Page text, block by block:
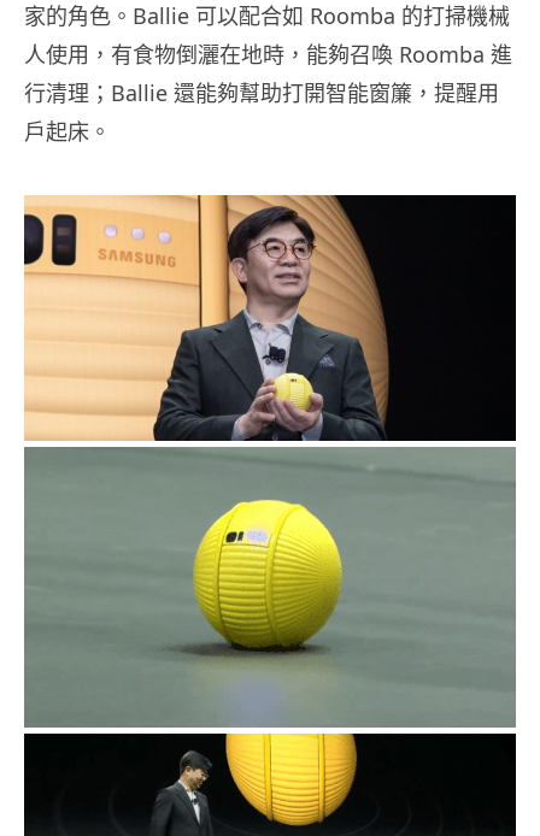
家的角色。Ballie 可以配合如 Roomba 的打掃機械
人使用，有食物倒灑在地時，能夠召喚 Roomba 進
行清理；Ballie 還能夠幫助打開智能窗簾，提醒用
戶起床。